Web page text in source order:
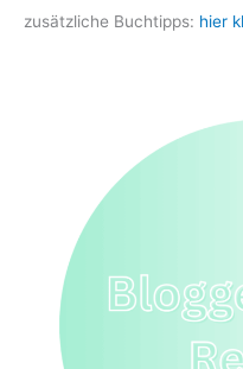
zusätzliche Buchtipps: hier